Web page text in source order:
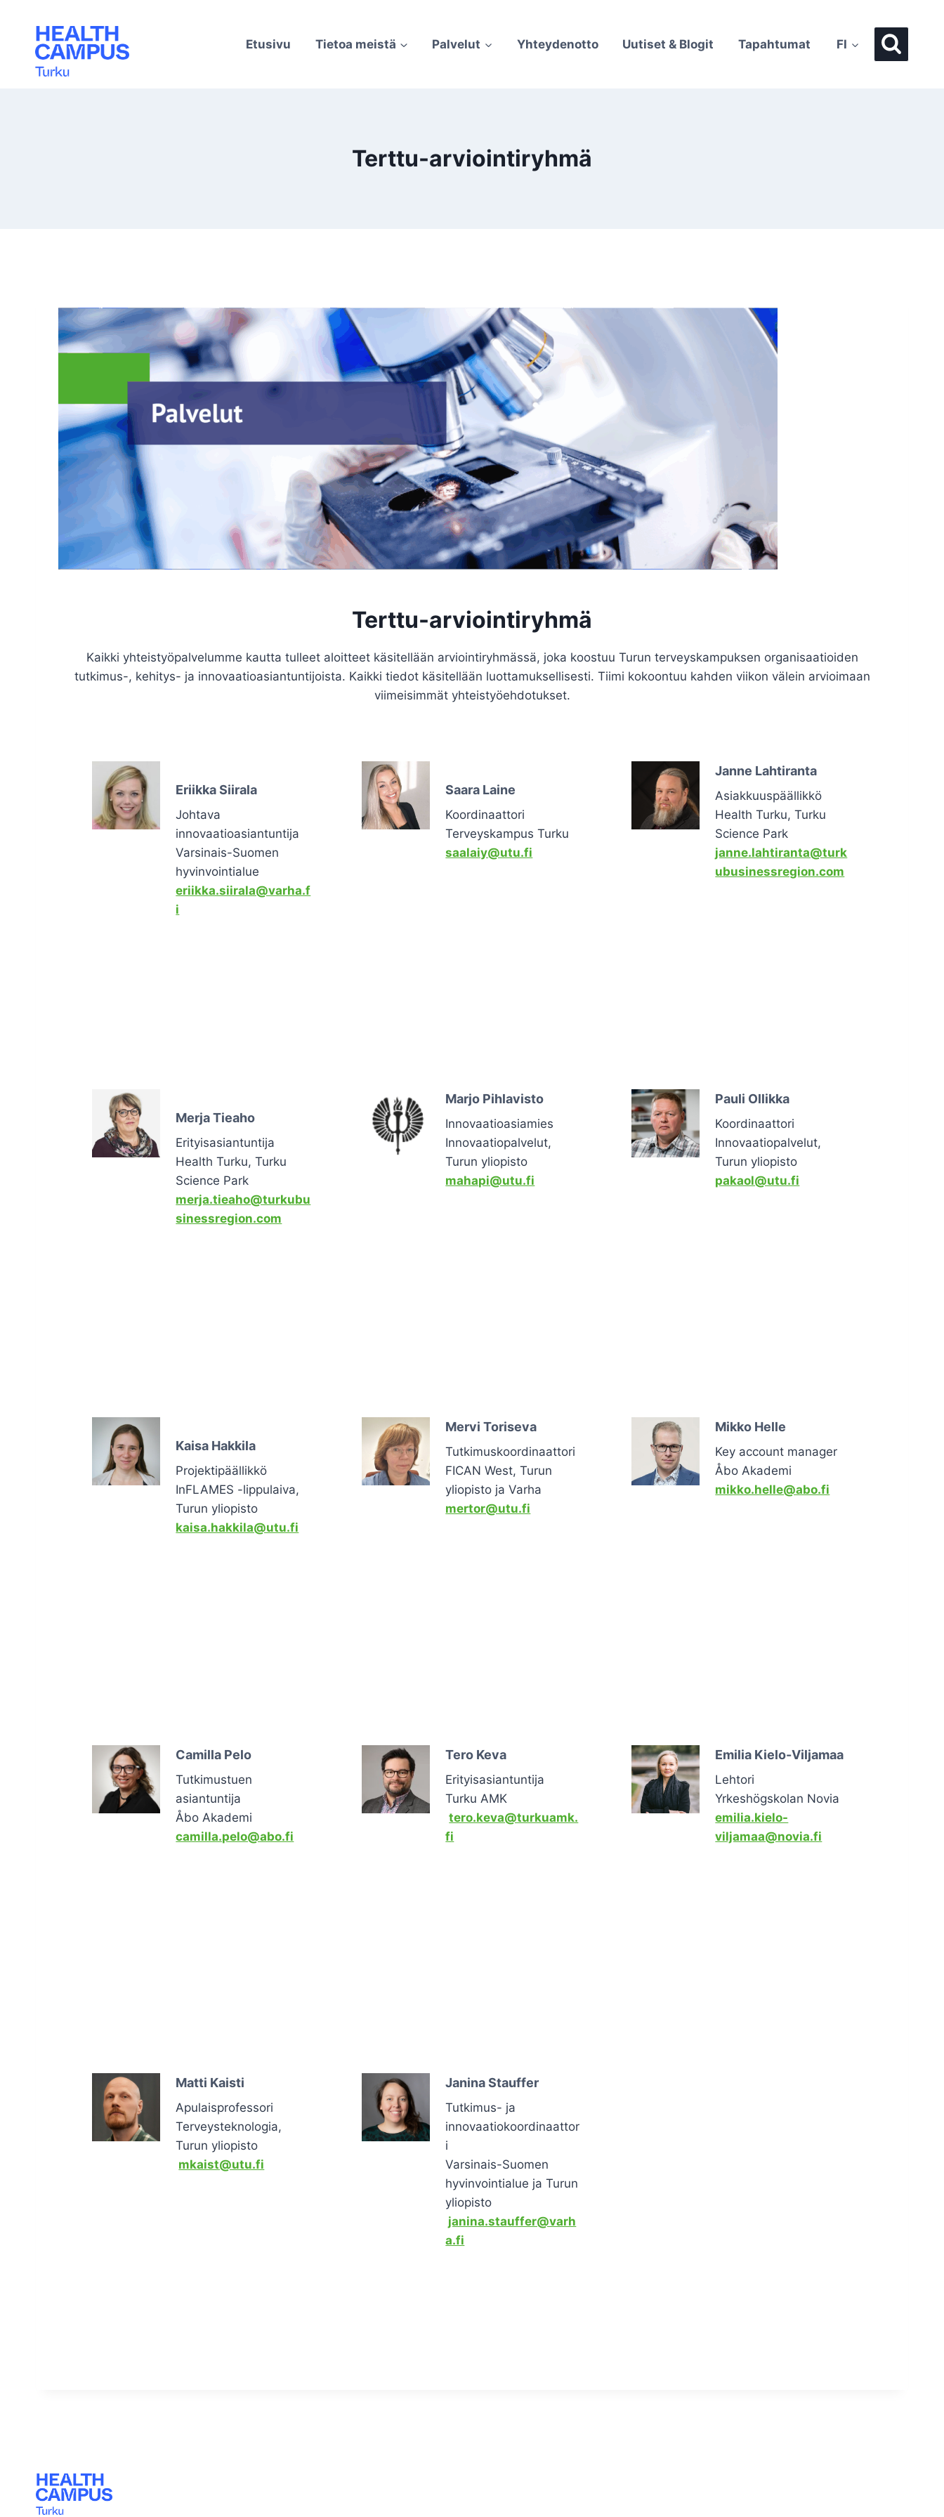
sisältöön
Etusivu
Tietoa meistä Palvelut Yhteydenotto Uutiset & Blogit Tapahtumat FI
Terttu-arviointiryhmä
Terttu-arviointiryhmä
Kaikki yhteistyöpalvelumme kautta tulleet aloitteet käsitellään arviointiryhmässä, joka koostuu Turun terveyskampuksen organisaatioiden
tutkimus-, kehitys- ja innovaatioasiantuntijoista. Kaikki tiedot käsitellään luottamuksellisesti. Tiimi kokoontuu kahden viikon välein arvioimaan
viimeisimmät yhteistyöehdotukset.
Eriikka Siirala
Johtava
innovaatioasiantuntija
Varsinais-Suomen
hyvinvointialue
eriikka.siirala@varha.f
i
Saara Laine
Koordinaattori
Terveyskampus Turku
saalaiy@utu.fi
Janne Lahtiranta
Asiakkuuspäällikkö
Health Turku, Turku
Science Park
janne.lahtiranta@turk
ubusinessregion.com
Merja Tieaho
Erityisasiantuntija
Health Turku, Turku
Science Park
merja.tieaho@turkubu
sinessregion.com
Marjo Pihlavisto
Innovaatioasiamies
Innovaatiopalvelut,
Turun yliopisto
mahapi@utu.fi
Pauli Ollikka
Koordinaattori
Innovaatiopalvelut,
Turun yliopisto
pakaol@utu.fi
Kaisa Hakkila
Projektipäällikkö
InFLAMES -lippulaiva,
Turun yliopisto
kaisa.hakkila@utu.fi
Mervi Toriseva
Tutkimuskoordinaattori
FICAN West, Turun
yliopisto ja Varha
mertor@utu.fi
Mikko Helle
Key account manager
Åbo Akademi
mikko.helle@abo.fi
Camilla Pelo
Tutkimustuen
asiantuntija
Åbo Akademi
camilla.pelo@abo.fi
Tero Keva
Erityisasiantuntija
Turku AMK
tero.keva@turkuamk.
fi
Emilia Kielo-Viljamaa
Lehtori
Yrkeshögskolan Novia
emilia.kielo-
viljamaa@novia.fi
Matti Kaisti
Apulaisprofessori
Terveysteknologia,
Turun yliopisto
mkaist@utu.fi
Janina Stauffer
Tutkimus- ja
innovaatiokoordinaattor
i
Varsinais-Suomen
hyvinvointialue ja Turun
yliopisto
janina.stauffer@varh
a.fi